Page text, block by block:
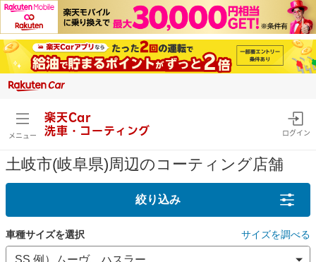
メニュー
楽天Car
洗車・コーティング
ログイン
土岐市(岐阜県)周辺のコーティング店舗
絞り込み
車種サイズを選択 サイズを調べる